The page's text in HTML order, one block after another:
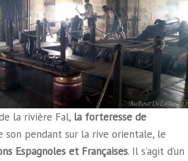
la rivière Fal, la forteresse de
son pendant sur la rive orientale, le
Espagnoles et Françaises. Il s’agit d’un